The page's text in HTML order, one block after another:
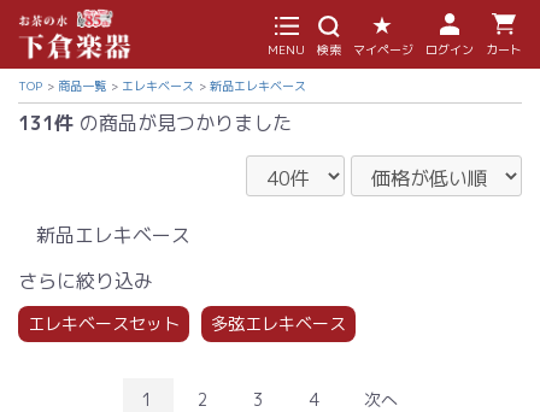
MENU 検索 マイページ ログイン カート
TOP 商品一覧 エレキベース 新品エレキベース
131件 の商品が見つかりました
新品エレキベース
さらに絞り込み
エレキベースセット 多弦エレキベース
1 2 3 4 次へ